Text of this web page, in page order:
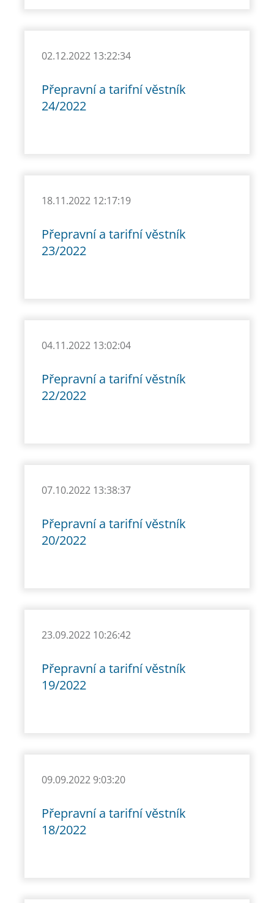
02.12.2022 13:22:34
Přepravní a tarifní věstník
24/2022
18.11.2022 12:17:19
Přepravní a tarifní věstník
23/2022
04.11.2022 13:02:04
Přepravní a tarifní věstník
22/2022
07.10.2022 13:38:37
Přepravní a tarifní věstník
20/2022
23.09.2022 10:26:42
Přepravní a tarifní věstník
19/2022
09.09.2022 9:03:20
Přepravní a tarifní věstník
18/2022